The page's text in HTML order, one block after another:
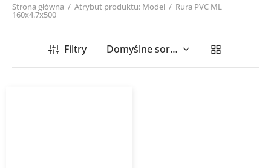
Strona główna / Atrybut produktu: Model / Rura PVC ML
160x4.7x500
Filtry